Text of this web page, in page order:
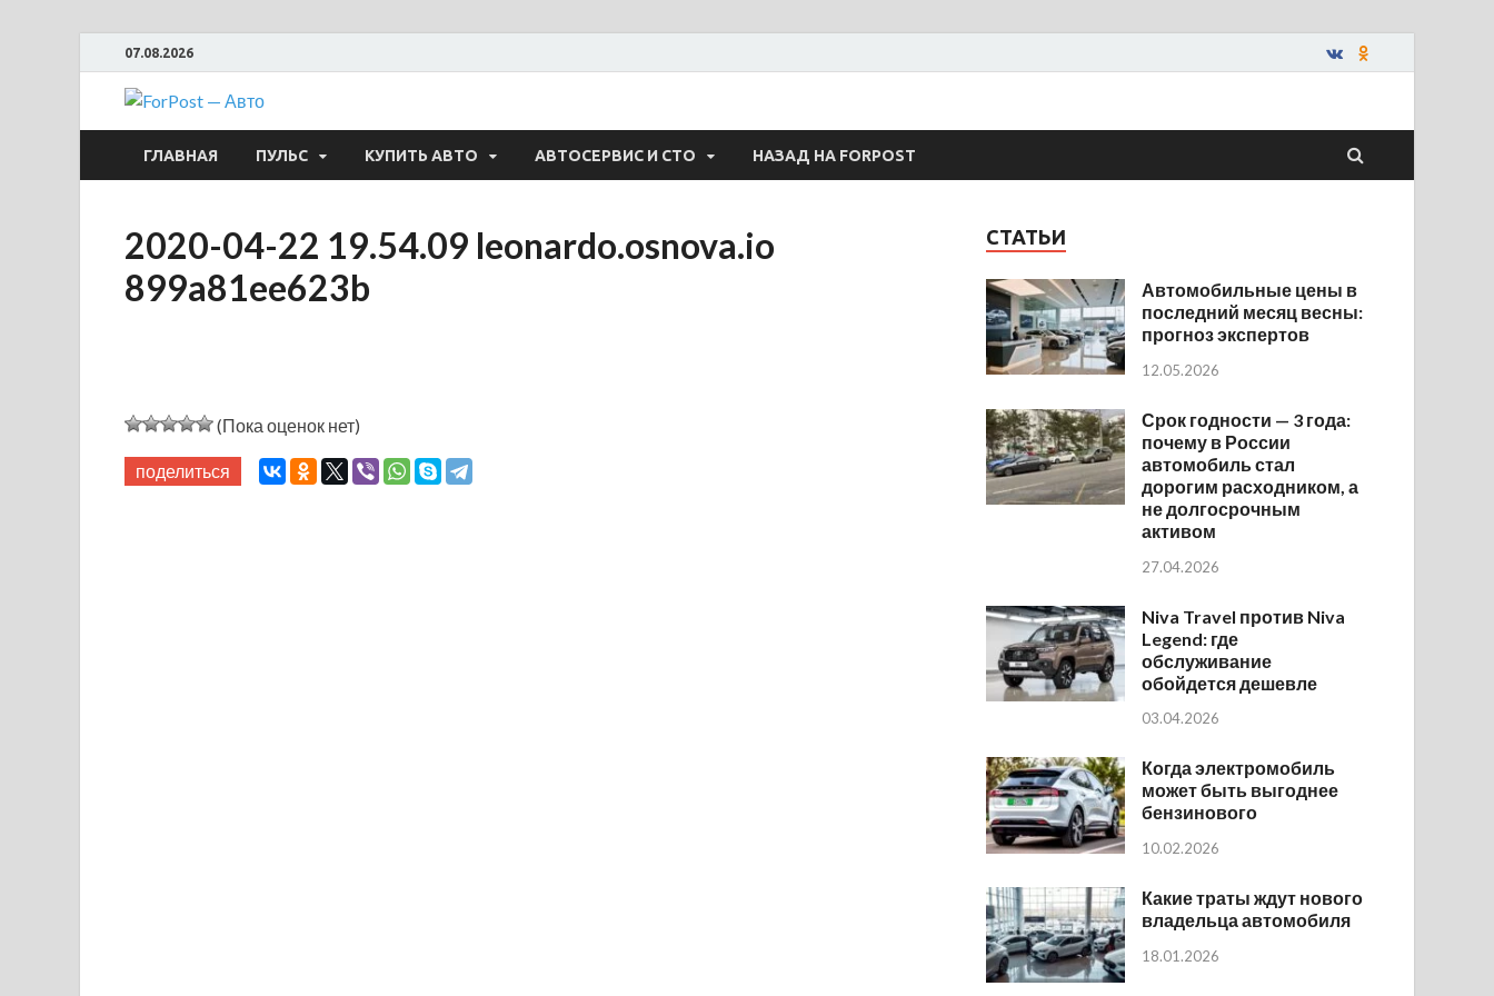
07.08.2026
ForPost — Авто
ГЛАВНАЯ ПУЛЬС КУПИТЬ АВТО АВТОСЕРВИС И СТО НАЗАД НА FORPOST
2020-04-22 19.54.09 leonardo.osnova.io
899a81ee623b
(Пока оценок нет)
поделиться
СТАТЬИ
Автомобильные цены в
последний месяц весны:
прогноз экспертов
12.05.2026
Срок годности — 3 года:
почему в России
автомобиль стал
дорогим расходником, а
не долгосрочным
активом
27.04.2026
Niva Travel против Niva
Legend: где
обслуживание
обойдется дешевле
03.04.2026
Когда электромобиль
может быть выгоднее
бензинового
10.02.2026
Какие траты ждут нового
владельца автомобиля
18.01.2026